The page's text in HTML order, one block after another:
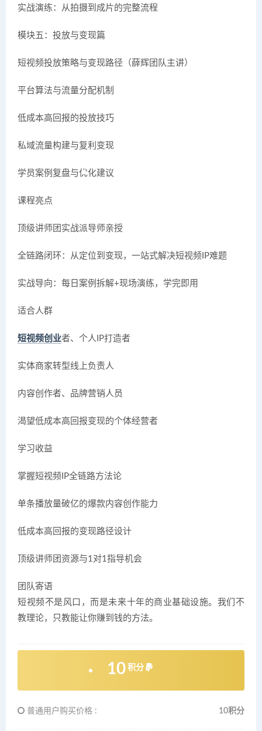
实战演练：从拍摄到成片的完整流程
模块五：投放与变现篇
短视频投放策略与变现路径（薛辉团队主讲）
平台算法与流量分配机制
低成本高回报的投放技巧
私域流量构建与复利变现
学员案例复盘与优化建议
课程亮点
顶级讲师团实战派导师亲授
全链路闭环：从定位到变现，一站式解决短视频IP难题
实战导向：每日案例拆解+现场演练，学完即用
适合人群
短视频创业者、个人IP打造者
实体商家转型线上负责人
内容创作者、品牌营销人员
渴望低成本高回报变现的个体经营者
学习收益
掌握短视频IP全链路方法论
单条播放量破亿的爆款内容创作能力
低成本高回报的变现路径设计
顶级讲师团资源与1对1指导机会
团队寄语
短视频不是风口，而是未来十年的商业基础设施。我们不
教理论，只教能让你赚到钱的方法。
10 积分
普通用户购买价格 : 10积分